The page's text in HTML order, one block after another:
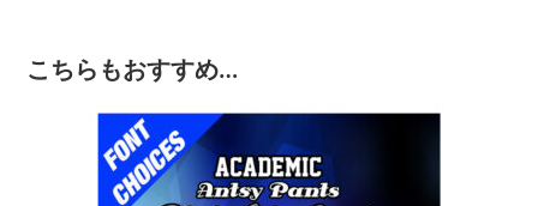
こちらもおすすめ…